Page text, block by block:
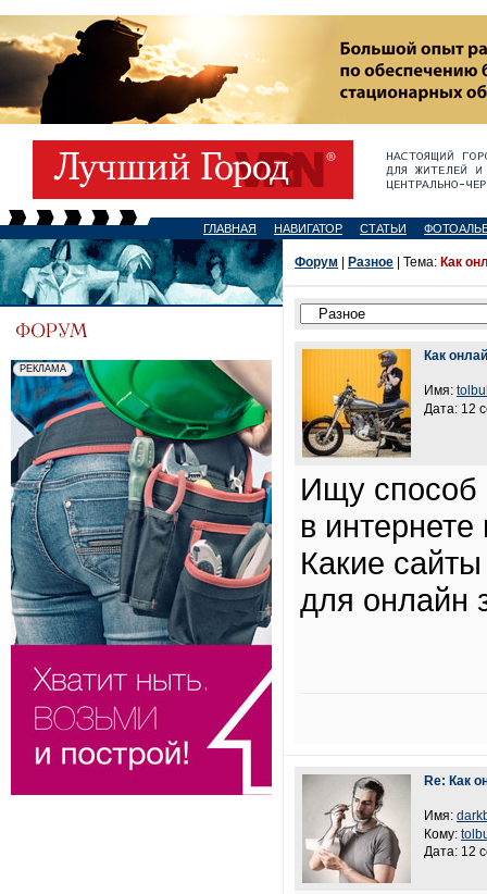
ГЛАВНАЯ НАВИГАТОР СТАТЬИ
Форум Разное | Тема: Как
Как
Имя:
Дата: 12
Ищу способ
в
Какие
для онлайн
Re: Как
Имя:
Кому:
Дата: 12